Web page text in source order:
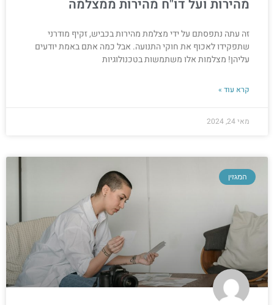
מהירות ועל דו"ח מהירות ממצלמה
זה עתה נתפסתם על ידי מצלמת מהירות בכביש, זקיף מודרני
שתפקידו לאכוף את חוקי התנועה. אבל כמה אתם באמת יודעים
עליהן! מצלמות אלו משתמשות בטכנולוגיות
קרא עוד »
מאי 24, 2024
המגזין